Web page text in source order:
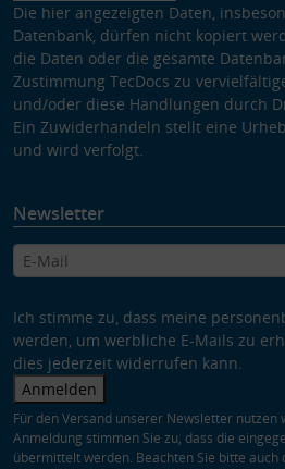
Die hier angezeigten Daten,
Datenbank, dürfen nicht kopiert
die Daten oder die gesamte
Zustimmung TecDocs zu
und/oder diese Handlungen durch
Ein Zuwiderhandeln stellt eine
und wird verfolgt.
Newsletter
Ich stimme zu, dass meine
werden, um werbliche E-Mails zu
dies jederzeit widerrufen kann.
Anmelden
Für den Versand unserer Newsletter
Anmeldung stimmen Sie zu, dass die
übermittelt werden. Beachten Sie bitte auch